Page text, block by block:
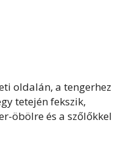
oldalán, a tengerhez
tetején fekszik,
öbölre és a szőlőkkel